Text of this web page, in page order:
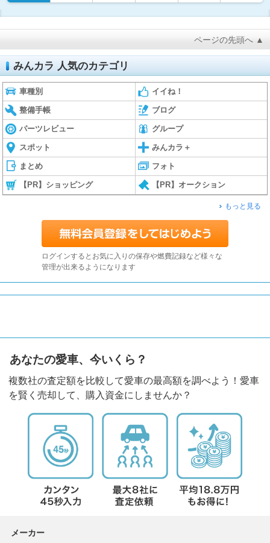
ページの先頭へ ▲
みんカラ 人気のカテゴリ
車種別 イイね！
整備手帳 ブログ
パーツレビュー グループ
スポット みんカラ＋
まとめ フォト
【PR】ショッピング 【PR】オークション
もっと見る
ログインするとお気に入りの保存や燃費記録など様々な
管理が出来るようになります
あなたの愛車、今いくら？
複数社の査定額を比較して愛車の最高額を調べよう！愛車
を賢く売却して、購入資金にしませんか？
メーカー